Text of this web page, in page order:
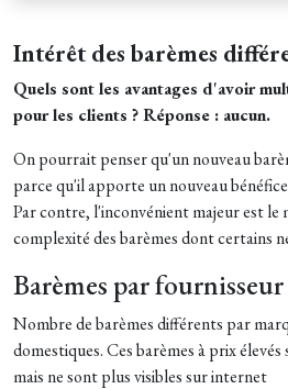
Intérêt des barèmes
Quels sont les avantages d'avoir
pour les clients ? Réponse : aucun.
On pourrait penser qu'un nouveau
parce qu'il apporte un nouveau
Par contre, l'inconvénient majeur est le
complexité des barèmes dont certains
Barèmes par fournisseur
Nombre de barèmes différents par
domestiques. Ces barèmes à prix
mais ne sont plus visibles sur internet